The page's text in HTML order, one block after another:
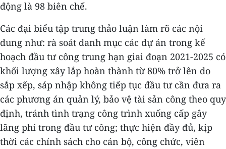
động là 98 biên chế.
Các đại biểu tập trung thảo luận làm rõ các nội
dung như: rà soát danh mục các dự án trong kế
hoạch đầu tư công trung hạn giai đoạn 2021-2025 có
khối lượng xây lắp hoàn thành từ 80% trở lên do
sắp xếp, sáp nhập không tiếp tục đầu tư cần đưa ra
các phương án quản lý, bảo vệ tài sản công theo quy
định, tránh tình trạng công trình xuống cấp gây
lãng phí trong đầu tư công; thực hiện đầy đủ, kịp
thời các chính sách cho cán bộ, công chức, viên